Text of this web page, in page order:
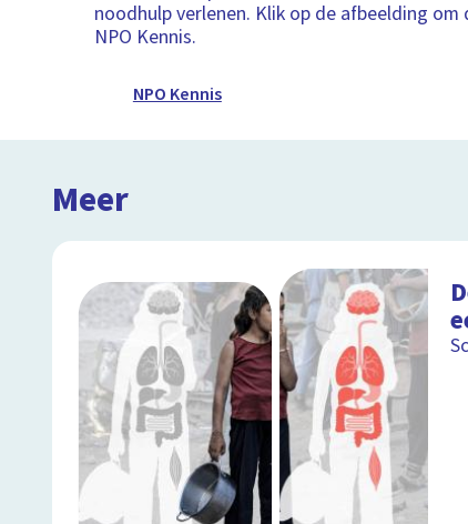
noodhulp verlenen. Klik op de afbeelding
NPO Kennis.
NPO Kennis
Meer